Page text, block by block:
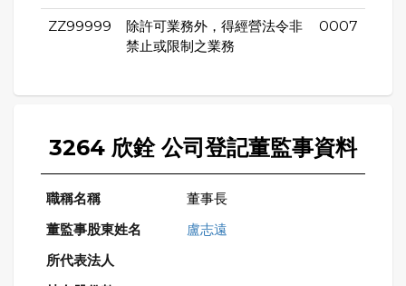
ZZ99999
除許可業務外，得經營法令非
禁止或限制之業務
0007
3264 欣銓 公司登記董監事資料
董事長
盧志遠